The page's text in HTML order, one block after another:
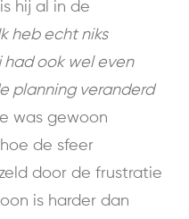
hij al in de
heb echt niks
had ook wel even
planning veranderd
was gewoon
de sfeer
door de frustratie
is harder dan